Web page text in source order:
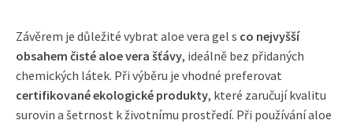
Závěrem je důležité vybrat aloe vera gel s co nejvyšší
obsahem čisté aloe vera šťávy, ideálně bez přidaných
chemických látek. Při výběru je vhodné preferovat
certifikované ekologické produkty, které zaručují kvalitu
surovin a šetrnost k životnímu prostředí. Při používání aloe